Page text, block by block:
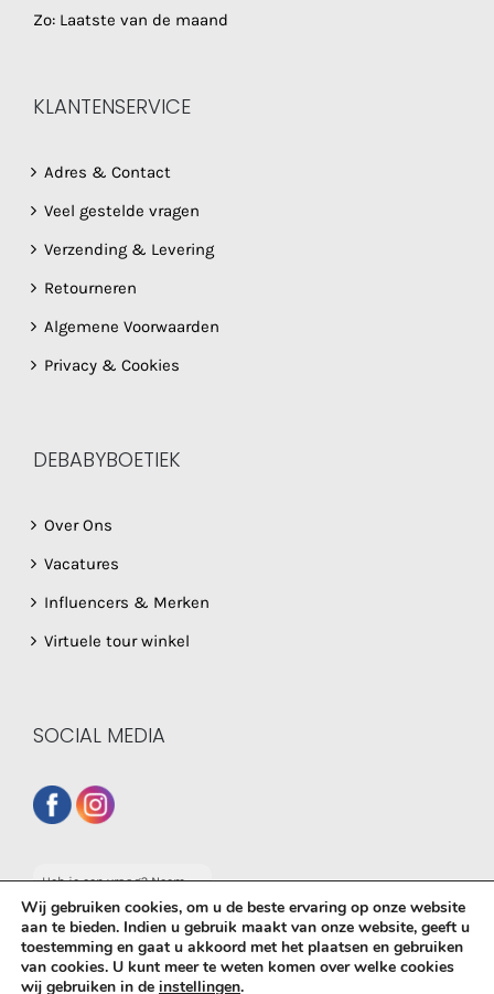
Zo: Laatste van de maand
KLANTENSERVICE
Adres & Contact
Veel gestelde vragen
Verzending & Levering
Retourneren
Algemene Voorwaarden
Privacy & Cookies
DEBABYBOETIEK
Over Ons
Vacatures
Influencers & Merken
Virtuele tour winkel
SOCIAL MEDIA
© Copyright 2026 De Babyboetiek | Powered byMplusKASSA
Heb je een vraag? Neem
dan gerust contact op
met onze whatsapp
service!
Wij gebruiken cookies, om u de beste ervaring op onze website
aan te bieden. Indien u gebruik maakt van onze website, geeft u
toestemming en gaat u akkoord met het plaatsen en gebruiken
van cookies. U kunt meer te weten komen over welke cookies
wij gebruiken in de instellingen.